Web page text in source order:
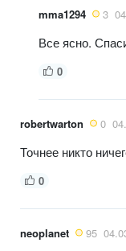
mma1294 3
Все ясно.
0
robertwarton 0
Точнее никто
0
neoplanet 95